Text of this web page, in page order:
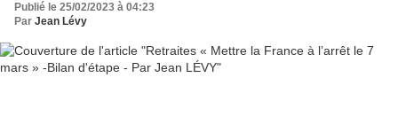
Publié le 25/02/2023 à 04:23
Par Jean Lévy